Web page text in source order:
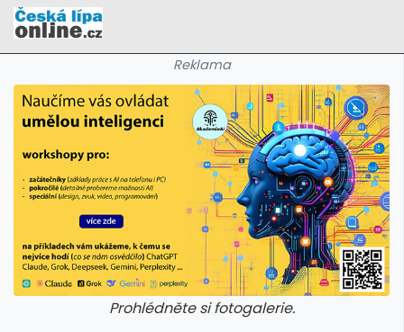
Reklama
Prohlédněte si fotogalerie.